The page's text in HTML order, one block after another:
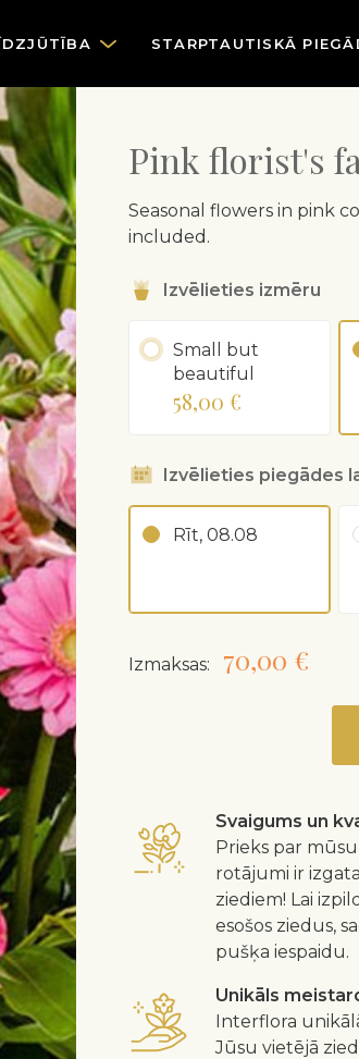
STARPTAUTISKĀ
Pink florist's
Seasonal flowers in pink
included.
Izvēlieties izmēru
Small but
beautiful
58,00 €
Izvēlieties piegādes
Rīt, 08.08
Izmaksas: 70,00 €
Svaigums un
Prieks par
rotājumi ir
ziediem! Lai
esošos ziedus,
pušķa iespaidu.
Unikāls
Interflora
Jūsu vietējā